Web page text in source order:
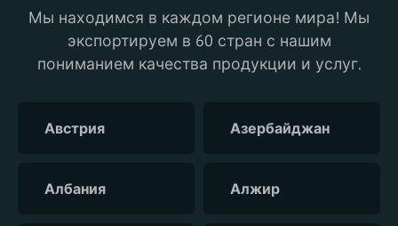
Мы находимся в каждом регионе мира! Мы
экспортируем в 60 стран с нашим
пониманием качества продукции и услуг.
Австрия Азербайджан
Албания Алжир